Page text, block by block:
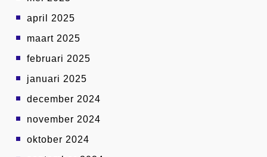
april 2025
maart 2025
februari 2025
januari 2025
december 2024
november 2024
oktober 2024